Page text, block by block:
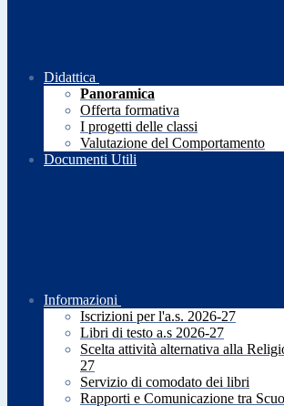
Didattica
Panoramica
Offerta formativa
I progetti delle classi
Valutazione del Comportamento
Documenti Utili
Informazioni
Iscrizioni per l'a.s. 2026-27
Libri di testo a.s 2026-27
Scelta attività alternativa alla
27
Servizio di comodato dei libri
Rapporti e Comunicazione tra